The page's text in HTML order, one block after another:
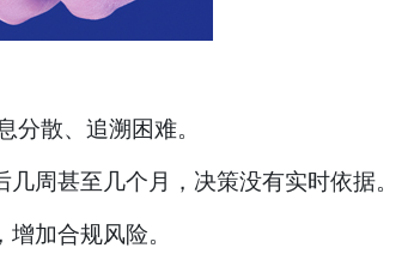
分散、追溯困难。
周甚至几个月，决策没有实时依据。
加合规风险。